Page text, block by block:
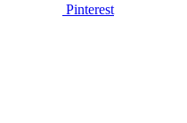
Pinterest